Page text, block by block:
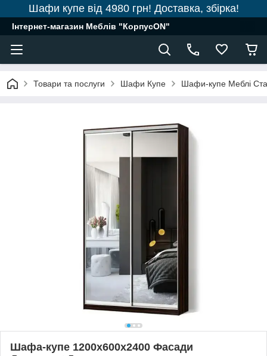
Шафи купе від 4980 грн! Доставка, збірка!
Інтернет-магазин Меблів "КорпусON"
Товари та послуги Шафи Купе Шафи-купе Меблі
Шафа-купе 1200x600х2400 Фасади